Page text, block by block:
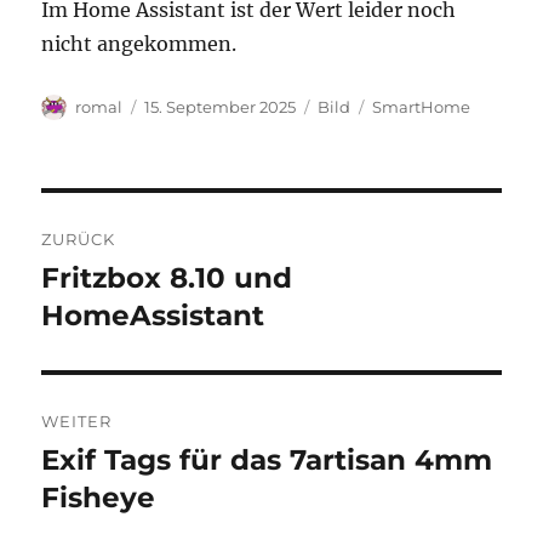
Im Home Assistant ist der Wert leider noch
nicht angekommen.
Autor
romal
Veröffentlicht
15. September 2025 Format
Bild Kategorien
SmartHome
ZURÜCK
Vorheriger
Beitrag:
Fritzbox 8.10 und
HomeAssistant
WEITER
Nächster
Beitrag:
Exif Tags für das 7artisan 4mm
Fisheye